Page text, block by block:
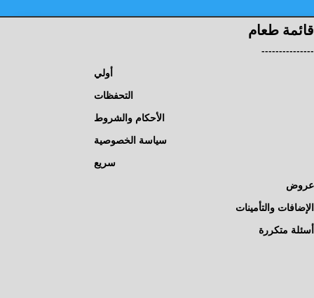
قائمة طعام
---------------
أولي
التحفظات
الأحكام والشروط
سياسة الخصوصية
سريع
عروض
الإضافات والتأمينات
أسئلة متكررة